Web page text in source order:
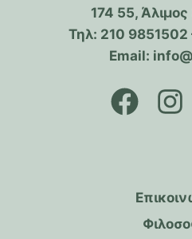
174 55,
Τηλ: 210 9851502
Email: